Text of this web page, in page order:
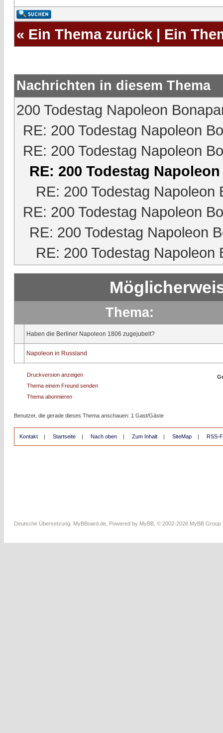
« Ein Thema zurück | Ein
Nachrichten in diesem Thema
200 Todestag Napoleon
RE: 200 Todestag Napoleon
RE: 200 Todestag Napoleon
RE: 200 Todestag
RE: 200 Todestag Napoleon
RE: 200 Todestag Napoleon
RE: 200 Todestag Napoleon
RE: 200 Todestag Napoleon
Thema:
Haben die Berliner Napoleon 1806 zugejubelt?
Napoleon in Russland
Druckversion anzeigen
Thema einem Freund senden
Thema abonnieren
Benutzer, die gerade dieses Thema anschauen: 1 Gast/Gäste
Kontakt | Startseite | Nach oben | Zum Inhalt | SiteMap | RSS-
Deutsche Übersetzung: MyBBoard.de , Powered by MyBB , © 2002-2026 MyBB Group